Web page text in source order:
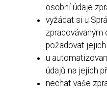
osobní údaje
vyžádat si u
zpracovávaným
požadovat
u
údajů na jejich
nechat vaše